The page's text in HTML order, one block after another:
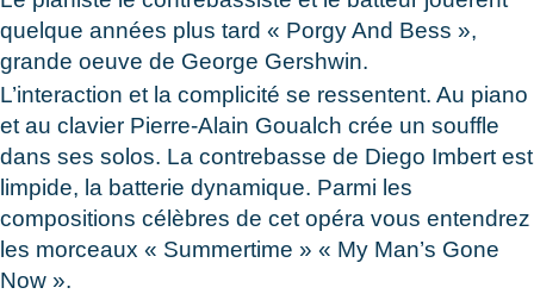
quelque années plus tard « Porgy And Bess »,
grande oeuve de George Gershwin.
L’interaction et la complicité se ressentent. Au piano
et au clavier Pierre-Alain Goualch crée un souffle
dans ses solos. La contrebasse de Diego Imbert est
limpide, la batterie dynamique. Parmi les
compositions célèbres de cet opéra vous entendrez
les morceaux « Summertime » « My Man’s Gone
Now ».